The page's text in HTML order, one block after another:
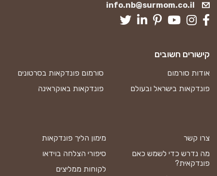
info.nb@surmom.co.il
צרו קשר
מה נדרש כדי לשמש כאם
פונדקאית?
מימון הליך פונדקאות
סיפורי הצלחה בוידאו
לקוחות ממליצים
קישורים חשובים
אודות סורמום
סורמום פונדקאות בסרטונים
פונדקאות בישראל ובעולם
פונדקאות באוקראינה